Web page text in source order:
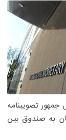
تصویبنامه
به صندوق بین